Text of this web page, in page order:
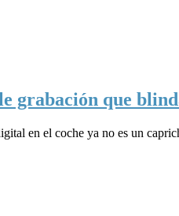
grabación que
en el coche ya no es un